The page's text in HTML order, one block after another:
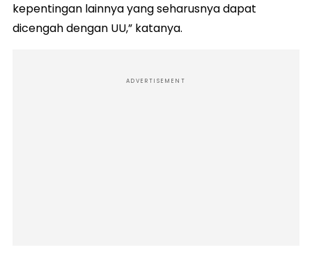
kepentingan lainnya yang seharusnya dapat
dicengah dengan UU,” katanya.
ADVERTISEMENT